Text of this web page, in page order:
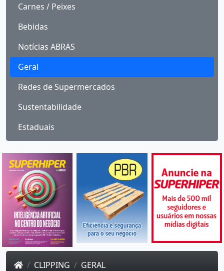
Carnes / Peixes
Bebidas
Notícias ABRAS
Geral
Redes de Supermercados
Sustentabilidade
Estaduais
CLIPPING GERAL